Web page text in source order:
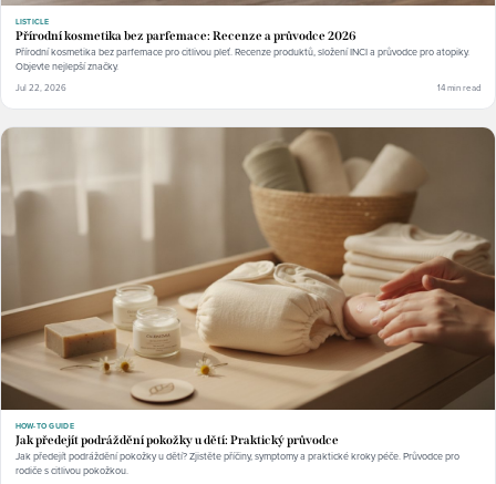
LISTICLE
Přírodní kosmetika bez parfemace: Recenze a průvodce 2026
Přírodní kosmetika bez parfemace pro citlivou pleť. Recenze produktů, složení INCI a průvodce pro atopiky.
Objevte nejlepší značky.
Jul 22, 2026 14 min read
HOW-TO GUIDE
Jak předejít podráždění pokožky u dětí: Praktický průvodce
Jak předejít podráždění pokožky u dětí? Zjistěte příčiny, symptomy a praktické kroky péče. Průvodce pro
rodiče s citlivou pokožkou.